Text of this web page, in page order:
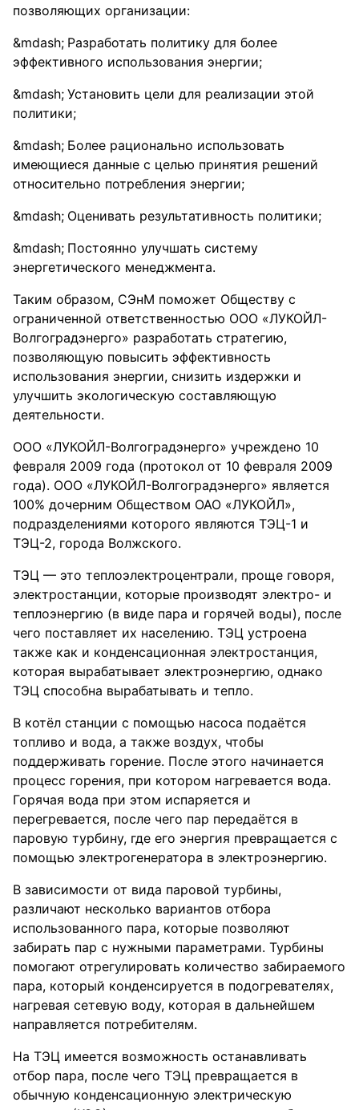
позволяющих организации:
Разработать политику для более
эффективного использования энергии;
Установить цели для реализации этой
политики;
Более рационально использовать
имеющиеся данные с целью принятия решений
относительно потребления энергии;
Оценивать результативность политики;
Постоянно улучшать систему
энергетического менеджмента.
Таким образом, СЭнМ поможет Обществу с
ограниченной ответственностью ООО «ЛУКОЙЛ-
Волгоградэнерго» разработать стратегию,
позволяющую повысить эффективность
использования энергии, снизить издержки и
улучшить экологическую составляющую
деятельности.
ООО «ЛУКОЙЛ-Волгоградэнерго» учреждено 10
февраля 2009 года (протокол от 10 февраля 2009
года). ООО «ЛУКОЙЛ-Волгоградэнерго» является
100% дочерним Обществом ОАО «ЛУКОЙЛ»,
подразделениями которого являются ТЭЦ-1 и
ТЭЦ-2, города Волжского.
ТЭЦ — это теплоэлектроцентрали, проще говоря,
электростанции, которые производят электро- и
теплоэнергию (в виде пара и горячей воды), после
чего поставляет их населению. ТЭЦ устроена
также как и конденсационная электростанция,
которая вырабатывает электроэнергию, однако
ТЭЦ способна вырабатывать и тепло.
В котёл станции с помощью насоса подаётся
топливо и вода, а также воздух, чтобы
поддерживать горение. После этого начинается
процесс горения, при котором нагревается вода.
Горячая вода при этом испаряется и
перегревается, после чего пар передаётся в
паровую турбину, где его энергия превращается с
помощью электрогенератора в электроэнергию.
В зависимости от вида паровой турбины,
различают несколько вариантов отбора
использованного пара, которые позволяют
забирать пар с нужными параметрами. Турбины
помогают отрегулировать количество забираемого
пара, который конденсируется в подогревателях,
нагревая сетевую воду, которая в дальнейшем
направляется потребителям.
На ТЭЦ имеется возможность останавливать
отбор пара, после чего ТЭЦ превращается в
обычную конденсационную электрическую